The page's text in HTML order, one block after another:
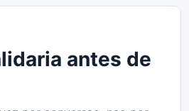
antes de